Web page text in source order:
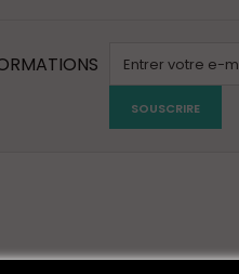
SOUSCRIRE